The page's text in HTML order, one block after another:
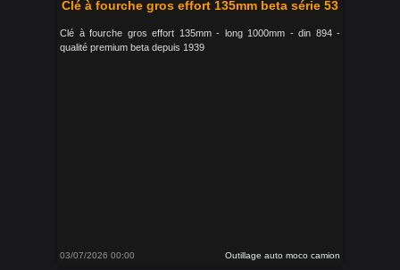
Clé à fourche gros effort 135mm beta série 53
Clé à fourche gros effort 135mm - long 1000mm - din 894 -
qualité premium beta depuis 1939
03/07/2026 00:00 Outillage auto moco camion